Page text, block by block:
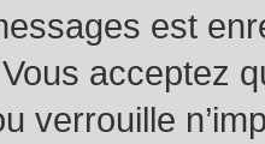
est
acceptez
verrouille